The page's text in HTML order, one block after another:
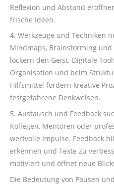
Reflexion und Abstand
frische Ideen.
4. Werkzeuge und Techniken
Mindmaps, Brainstorming
lockern den Geist. Digitale
Organisation und beim
Hilfsmittel fördern kreative
festgefahrene Denkweisen.
5. Austausch und Feedback
Kollegen, Mentoren oder
wertvolle Impulse. Feedback
erkennen und Texte zu
motiviert und öffnet neue
Die Bedeutung von Pausen